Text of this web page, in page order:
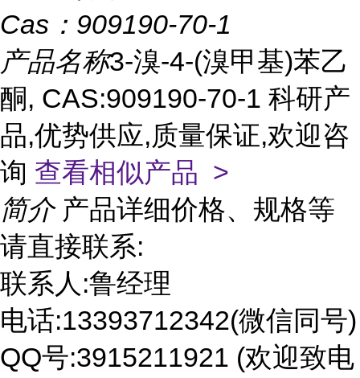
Cas： 909190-70-1
产品名称3-溴-4-(溴甲基)苯乙
酮, CAS:909190-70-1 科研产
品,优势供应,质量保证,欢迎咨
询 查看相似产品 >
简介 产品详细价格、规格等
请直接联系:
联系人:鲁经理
电话:13393712342(微信同号)
QQ号:3915211921 (欢迎致电